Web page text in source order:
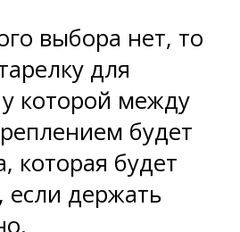
выбора нет, то
для
которой между
будет
которая будет
если держать